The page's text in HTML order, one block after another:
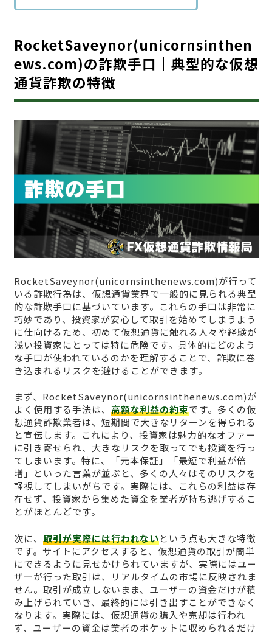
RocketSaveynor(unicornsinthen
ews.com)の詐欺手口｜典型的な仮想
通貨詐欺の特徴
RocketSaveynor(unicornsinthenews.com)が行って
いる詐欺行為は、仮想通貨業界で一般的に見られる典型
的な詐欺手口に基づいています。これらの手口は非常に
巧妙であり、投資家が安心して取引を始めてしまうよう
に仕向けるため、初めて仮想通貨に触れる人々や経験が
浅い投資家にとっては特に危険です。具体的にどのよう
な手口が使われているのかを理解することで、詐欺に巻
き込まれるリスクを避けることができます。
まず、RocketSaveynor(unicornsinthenews.com)が
よく使用する手法は、 高額な利益の約束です。多くの仮
想通貨詐欺業者は、短期間で大きなリターンを得られる
と宣伝します。これにより、投資家は魅力的なオファー
に引き寄せられ、大きなリスクを取ってでも投資を行っ
てしまいます。特に、「元本保証」「最短で利益が倍
増」といった言葉が並ぶと、多くの人々はそのリスクを
軽視してしまいがちです。実際には、これらの利益は存
在せず、投資家から集めた資金を業者が持ち逃げするこ
とがほとんどです。
次に、 取引が実際には行われないという点も大きな特徴
です。サイトにアクセスすると、仮想通貨の取引が簡単
にできるように見せかけられていますが、実際にはユー
ザーが行った取引は、リアルタイムの市場に反映されま
せん。取引が成立しないまま、ユーザーの資金だけが積
み上げられていき、最終的には引き出すことができなく
なります。実際には、仮想通貨の購入や売却は行われ
ず、ユーザーの資金は業者のポケットに収められるだけ